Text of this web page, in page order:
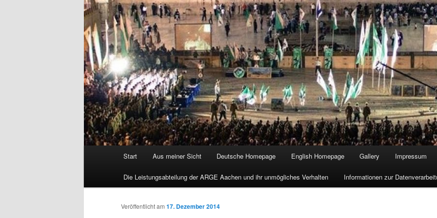
Start Aus meiner Sicht Deutsche Homepage English Homepage Gallery Impressum
Die Leistungsabteilung der ARGE Aachen und ihr unmögliches Verhalten Informationen zur
Veröffentlicht am 17. Dezember 2014